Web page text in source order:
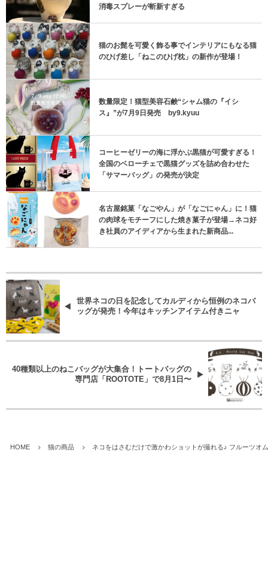
消毒スプレーが斬新すぎる
猫のお髭を可愛く飾る事でインテリアにもなる猫
のひげ差し「ねこのひげ枕」の新作が登場！
数量限定！猫型美容石鹸“シャム猫の『イシ
ス』”が7月9日発売 by9.kyuu
コーヒーゼリーの海に浮かぶ黒猫が可愛すぎる！
全国のベローチェで黒猫グッズを詰め合わせた
「サマーバッグ」の発売が決定
名古屋銘菓「なごやん」が「なごにゃん」に！猫
の肉球をモチーフにした焼き菓子が登場→ネコ好
き社員のアイディアから生まれた新商品...
世界ネコの日を記念してカルディから恒例のネコバ
ッグが発売！今年はキッチンアイテム付きニャ
40種類以上のねこバッグが大集合！トートバッグの
専門店「ROOTOTE」で8月1日〜
HOME 猫の商品 ネコをはさむだけで激かわショットが撮れる♪ フルーツオ